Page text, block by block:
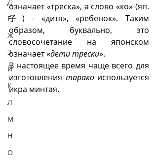
Е
Ж
З
И
К
Л
М
Н
О
означает «треска», а слово «ко» (яп.
子) - «дитя», «ребенок». Таким
образом, буквально, это
словосочетание на японском
означает «дети трески».
В настоящее время чаще всего для
изготовления тарако используется
икра минтая.